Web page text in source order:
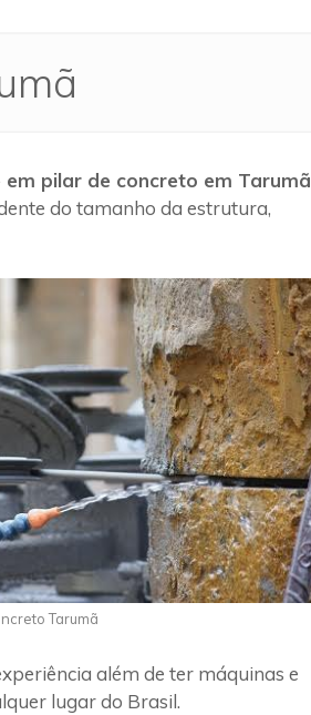
pilar de concreto em Tarumã
do tamanho da estrutura,
Tarumã
além de ter máquinas e
lugar do Brasil.